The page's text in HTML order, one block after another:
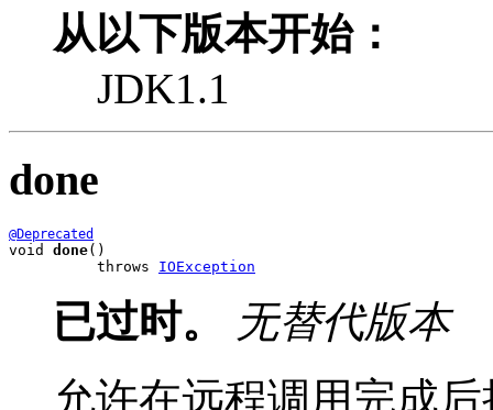
从以下版本开始：
JDK1.1
done
@Deprecated
void done()
          throws
IOException
已过时。
无替代版本
允许在远程调用完成